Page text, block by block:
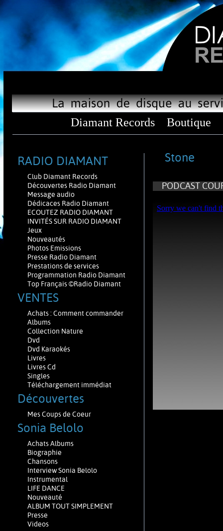
Diamant Records Boutique
RADIO DIAMANT
Club Diamant Records
Découvertes Radio Diamant
Message audio
Dédicaces Radio Diamant
ECOUTEZ RADIO DIAMANT
INVITÉS SUR RADIO DIAMANT
Jeux
Nouveautés
Photos Emissions
Presse Radio Diamant
Prestations de services
Programmation Radio Diamant
Top Français ©Radio Diamant
VENTES
Achats : Comment commander
Albums
Collection Nature
Dvd
Dvd Karaokés
Livres
Livres Cd
Singles
Téléchargement immédiat
Découvertes
Mes Coups de Coeur
Sonia Belolo
Achats Albums
Biographie
Chansons
Interview Sonia Belolo
Instrumental
LIFE DANCE
Nouveauté
ALBUM TOUT SIMPLEMENT
Presse
Videos
Stone
PODCAST